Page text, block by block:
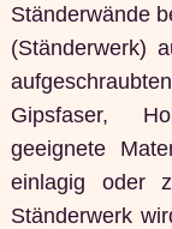
Ständerwände
(Ständerwerk)
Gipsfaser,
geeignete
einlagig oder
Ständerwerk